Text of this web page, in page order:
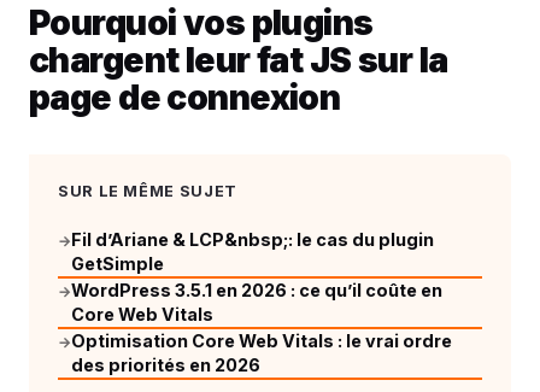
Pourquoi vos plugins
chargent leur fat JS sur la
page de connexion
SUR LE MÊME SUJET
→Fil d’Ariane & LCP&nbsp;: le cas du plugin
GetSimple
→WordPress 3.5.1 en 2026 : ce qu’il coûte en
Core Web Vitals
→Optimisation Core Web Vitals : le vrai ordre
des priorités en 2026